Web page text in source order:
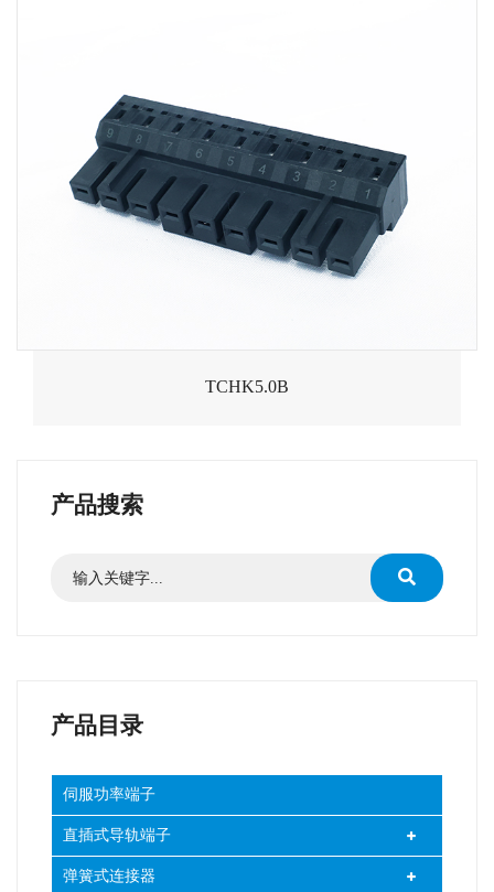
TCHK5.0B
产品搜索
产品目录
伺服功率端子
直插式导轨端子
弹簧式连接器